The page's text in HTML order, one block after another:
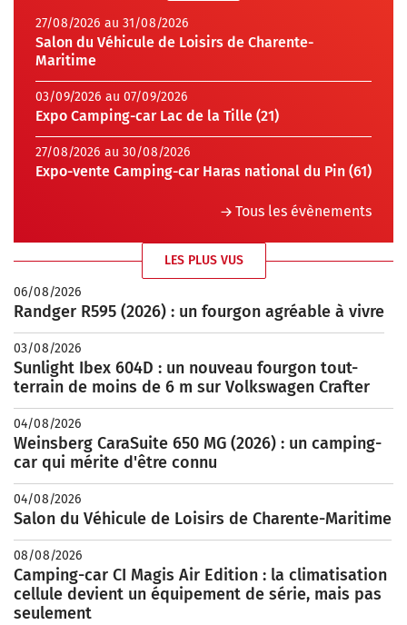
27/08/2026 au 31/08/2026
Salon du Véhicule de Loisirs de Charente-
Maritime
03/09/2026 au 07/09/2026
Expo Camping-car Lac de la Tille (21)
27/08/2026 au 30/08/2026
Expo-vente Camping-car Haras national du Pin (61)
Tous les évènements
LES PLUS VUS
06/08/2026
Randger R595 (2026) : un fourgon agréable à vivre
03/08/2026
Sunlight Ibex 604D : un nouveau fourgon tout-
terrain de moins de 6 m sur Volkswagen Crafter
04/08/2026
Weinsberg CaraSuite 650 MG (2026) : un camping-
car qui mérite d'être connu
04/08/2026
Salon du Véhicule de Loisirs de Charente-Maritime
08/08/2026
Camping-car CI Magis Air Edition : la climatisation
cellule devient un équipement de série, mais pas
seulement